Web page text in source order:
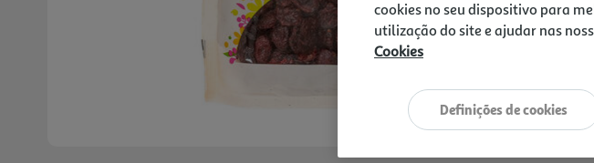
cookies no seu dispositivo para
utilização do site e ajudar nas
Cookies
Definições de cookies